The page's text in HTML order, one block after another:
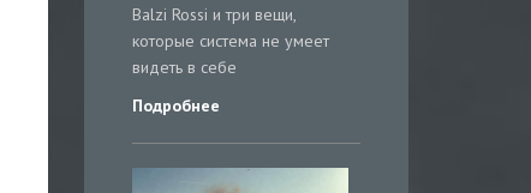
Balzi Rossi и три вещи,
которые система не умеет
видеть в себе
Подробнее